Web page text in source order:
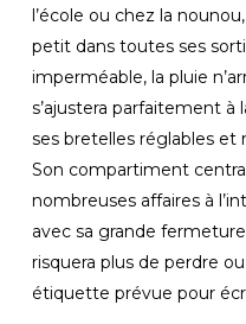
l’école ou chez la
petit dans toutes ses
imperméable, la pluie
s’ajustera parfaitement
ses bretelles réglables et
Son compartiment
nombreuses affaires à
avec sa grande
risquera plus de perdre
étiquette prévue pour